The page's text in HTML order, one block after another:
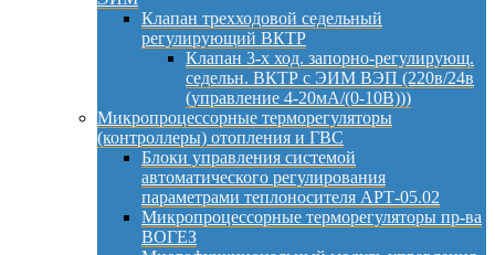
Клапан трехходовой седельный
регулирующий ВКТР
Клапан 3-х ход. запорно-регулирующ.
седельн. ВКТР с ЭИМ ВЭП (220в/24в
(управление 4-20мА/(0-10В)))
Микропроцессорные терморегуляторы
(контроллеры) отопления и ГВС
Блоки управления системой
автоматического регулирования
параметрами теплоносителя АРТ-05.02
Микропроцессорные терморегуляторы пр-ва
ВОГЕЗ